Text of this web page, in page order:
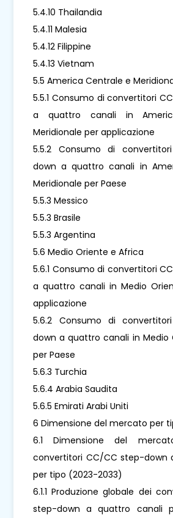
5.4.10 Thailandia
5.4.11 Malesia
5.4.12 Filippine
5.4.13 Vietnam
5.5 America Centrale e
5.5.1 Consumo di convertitori
a quattro canali in
Meridionale per applicazione
5.5.2 Consumo di
down a quattro canali in
Meridionale per Paese
5.5.3 Messico
5.5.3 Brasile
5.5.3 Argentina
5.6 Medio Oriente e Africa
5.6.1 Consumo di convertitori
a quattro canali in Medio
applicazione
5.6.2 Consumo di
down a quattro canali in Medio
per Paese
5.6.3 Turchia
5.6.4 Arabia Saudita
5.6.5 Emirati Arabi Uniti
6 Dimensione del mercato per
6.1 Dimensione del
convertitori CC/CC step-down
per tipo (2023-2033)
6.1.1 Produzione globale dei
step-down a quattro canali